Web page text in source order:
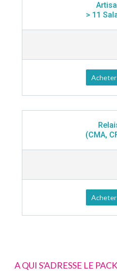
> 11
Acheter
(CMA,
Acheter
A QUI S'ADRESSE LE